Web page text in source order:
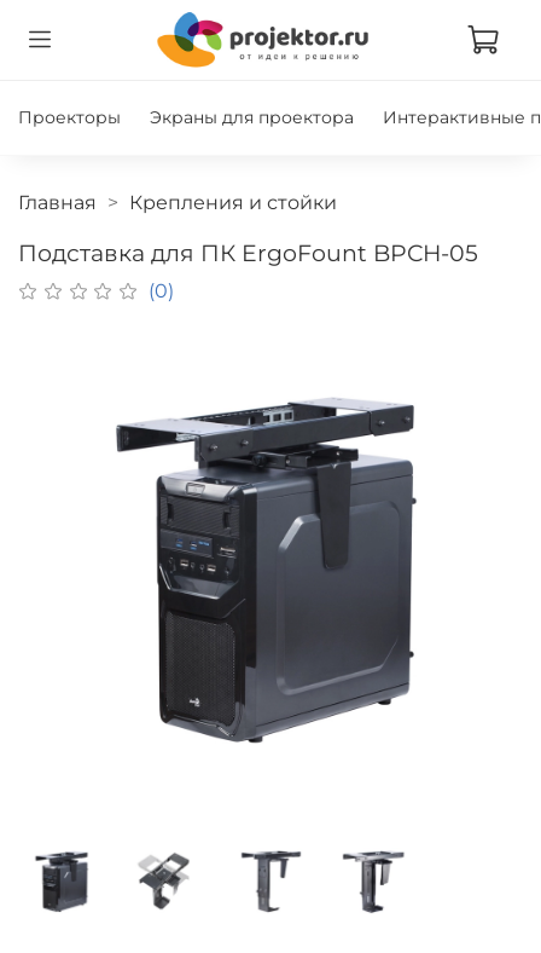
Проекторы Экраны для проектора Интерактивные
Главная Крепления и стойки
Подставка для ПК ErgoFount BPCH-05
(0)